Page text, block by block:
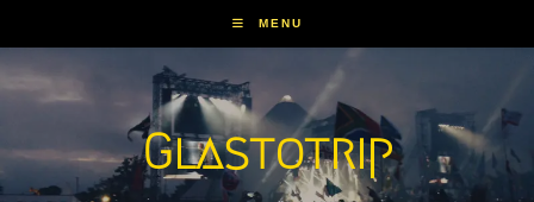
content
MENU
Glastotrip